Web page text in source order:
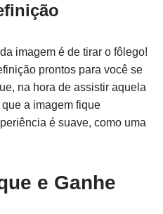
imagem é de tirar o fôlego!
prontos para você se
na hora de assistir aquela
a imagem fique
é suave, como uma
e Ganhe